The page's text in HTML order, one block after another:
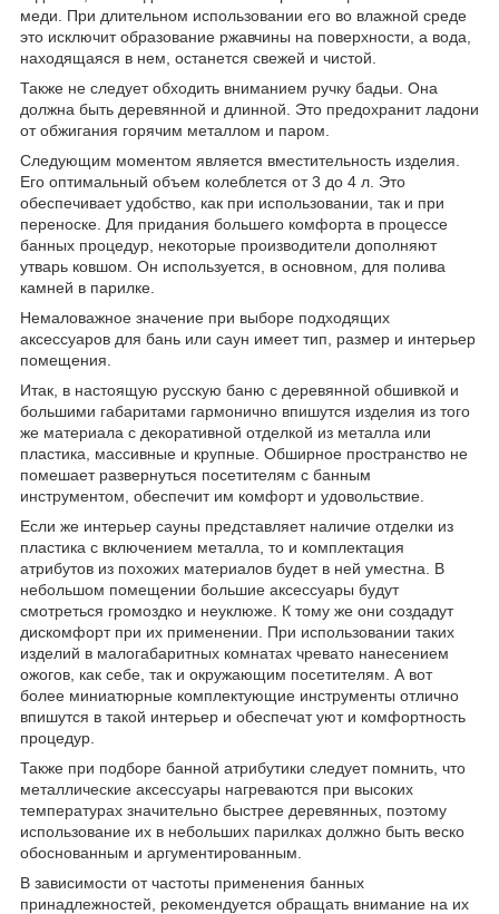
меди. При длительном использовании его во влажной среде
это исключит образование ржавчины на поверхности, а вода,
находящаяся в нем, останется свежей и чистой.
Также не следует обходить вниманием ручку бадьи. Она
должна быть деревянной и длинной. Это предохранит ладони
от обжигания горячим металлом и паром.
Следующим моментом является вместительность изделия.
Его оптимальный объем колеблется от 3 до 4 л. Это
обеспечивает удобство, как при использовании, так и при
переноске. Для придания большего комфорта в процессе
банных процедур, некоторые производители дополняют
утварь ковшом. Он используется, в основном, для полива
камней в парилке.
Немаловажное значение при выборе подходящих
аксессуаров для бань или саун имеет тип, размер и интерьер
помещения.
Итак, в настоящую русскую баню с деревянной обшивкой и
большими габаритами гармонично впишутся изделия из того
же материала с декоративной отделкой из металла или
пластика, массивные и крупные. Обширное пространство не
помешает развернуться посетителям с банным
инструментом, обеспечит им комфорт и удовольствие.
Если же интерьер сауны представляет наличие отделки из
пластика с включением металла, то и комплектация
атрибутов из похожих материалов будет в ней уместна. В
небольшом помещении большие аксессуары будут
смотреться громоздко и неуклюже. К тому же они создадут
дискомфорт при их применении. При использовании таких
изделий в малогабаритных комнатах чревато нанесением
ожогов, как себе, так и окружающим посетителям. А вот
более миниатюрные комплектующие инструменты отлично
впишутся в такой интерьер и обеспечат уют и комфортность
процедур.
Также при подборе банной атрибутики следует помнить, что
металлические аксессуары нагреваются при высоких
температурах значительно быстрее деревянных, поэтому
использование их в небольших парилках должно быть веско
обоснованным и аргументированным.
В зависимости от частоты применения банных
принадлежностей, рекомендуется обращать внимание на их